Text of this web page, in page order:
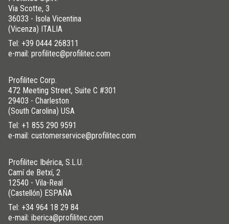
Via Scotte, 3
36033 - Isola Vicentina
(Vicenza) ITALIA
Tel: +39 0444 268311
e-mail: profilitec@profilitec.com
Profilitec Corp.
472 Meeting Street, Suite C #301
29403 - Charleston
(South Carolina) USA
Tel: +1 855 290 9591
e-mail: customerservice@profilitec.com
Profilitec Ibérica, S.L.U.
Camí de Betxí, 2
12540 - Vila-Real
(Castellón) ESPAÑA
Tel: +34 964 18 29 84
e-mail: iberica@profilitec.com